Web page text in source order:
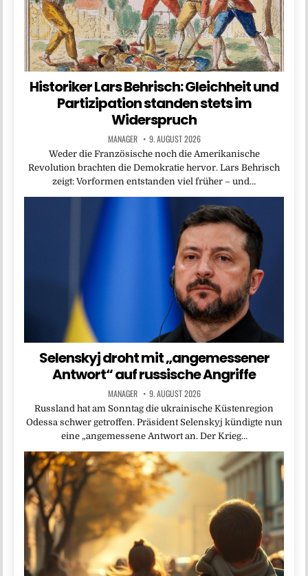
Historiker Lars Behrisch: Gleichheit und
Partizipation standen stets im
Widerspruch
MANAGER 9. AUGUST 2026
Weder die Französische noch die Amerikanische
Revolution brachten die Demokratie hervor. Lars Behrisch
zeigt: Vorformen entstanden viel früher – und…
Selenskyj droht mit „angemessener
Antwort“ auf russische Angriffe
MANAGER 9. AUGUST 2026
Russland hat am Sonntag die ukrainische Küstenregion
Odessa schwer getroffen. Präsident Selenskyj kündigte nun
eine „angemessene Antwort an. Der Krieg…